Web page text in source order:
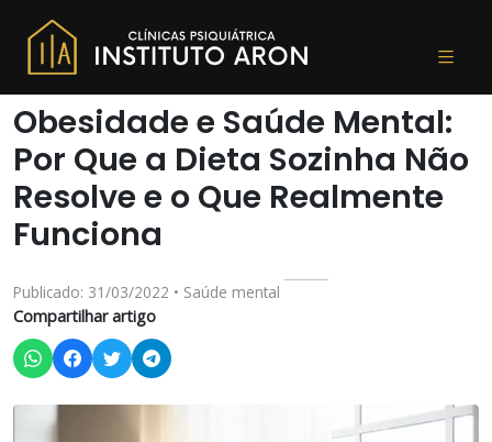
Obesidade e Saúde Mental:
Por Que a Dieta Sozinha Não
Resolve e o Que Realmente
Funciona
Publicado: 31/03/2022 • Saúde mental
Compartilhar artigo